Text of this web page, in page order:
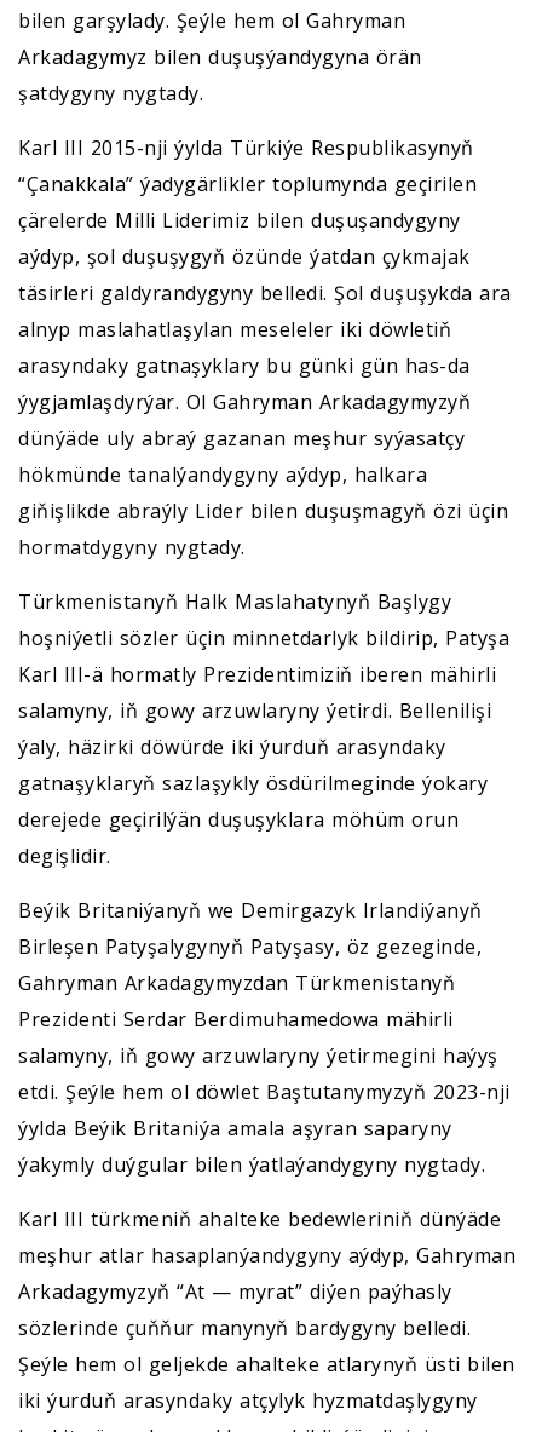
bilen garşylady. Şeýle hem ol Gahryman
Arkadagymyz bilen duşuşýandygyna örän
şatdygyny nygtady.
Karl III 2015-nji ýylda Türkiýe Respublikasynyň
“Çanakkala” ýadygärlikler toplumynda geçirilen
çärelerde Milli Liderimiz bilen duşuşandygyny
aýdyp, şol duşuşygyň özünde ýatdan çykmajak
täsirleri galdyrandygyny belledi. Şol duşuşykda ara
alnyp maslahatlaşylan meseleler iki döwletiň
arasyndaky gatnaşyklary bu günki gün has-da
ýygjamlaşdyrýar. Ol Gahryman Arkadagymyzyň
dünýäde uly abraý gazanan meşhur syýasatçy
hökmünde tanalýandygyny aýdyp, halkara
giňişlikde abraýly Lider bilen duşuşmagyň özi üçin
hormatdygyny nygtady.
Türkmenistanyň Halk Maslahatynyň Başlygy
hoşniýetli sözler üçin minnetdarlyk bildirip, Patyşa
Karl III-ä hormatly Prezidentimiziň iberen mähirli
salamyny, iň gowy arzuwlaryny ýetirdi. Bellenilişi
ýaly, häzirki döwürde iki ýurduň arasyndaky
gatnaşyklaryň sazlaşykly ösdürilmeginde ýokary
derejede geçirilýän duşuşyklara möhüm orun
degişlidir.
Beýik Britaniýanyň we Demirgazyk Irlandiýanyň
Birleşen Patyşalygynyň Patyşasy, öz gezeginde,
Gahryman Arkadagymyzdan Türkmenistanyň
Prezidenti Serdar Berdimuhamedowa mähirli
salamyny, iň gowy arzuwlaryny ýetirmegini haýyş
etdi. Şeýle hem ol döwlet Baştutanymyzyň 2023-nji
ýylda Beýik Britaniýa amala aşyran saparyny
ýakymly duýgular bilen ýatlaýandygyny nygtady.
Karl III türkmeniň ahalteke bedewleriniň dünýäde
meşhur atlar hasaplanýandygyny aýdyp, Gahryman
Arkadagymyzyň “At — myrat” diýen paýhasly
sözlerinde çuňňur manynyň bardygyny belledi.
Şeýle hem ol geljekde ahalteke atlarynyň üsti bilen
iki ýurduň arasyndaky atçylyk hyzmatdaşlygyny